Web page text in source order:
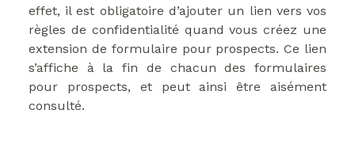
effet, il est obligatoire d’ajouter un lien vers vos
règles de confidentialité quand vous créez une
extension de formulaire pour prospects. Ce lien
s’affiche à la fin de chacun des formulaires
pour prospects, et peut ainsi être aisément
consulté.